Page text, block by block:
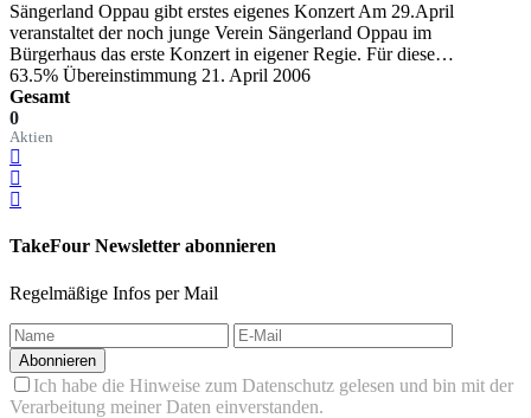
Sängerland Oppau gibt erstes eigenes Konzert Am 29.April
veranstaltet der noch junge Verein Sängerland Oppau im
Bürgerhaus das erste Konzert in eigener Regie. Für diese…
63.5% Übereinstimmung 21. April 2006
Gesamt
0
Aktien
TakeFour Newsletter abonnieren
Regelmäßige Infos per Mail
Abonnieren
Ich habe die Hinweise zum Datenschutz gelesen und bin mit der
Verarbeitung meiner Daten einverstanden.